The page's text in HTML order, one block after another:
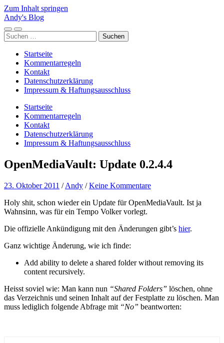
Zum Inhalt springen
Andy's Blog
Mobile-
Menü
Suchfeld
ein-/ausblenden
Suchen
nach:
Startseite
Kommentarregeln
Kontakt
Datenschutzerklärung
Impressum & Haftungsausschluss
Startseite
Kommentarregeln
Kontakt
Datenschutzerklärung
Impressum & Haftungsausschluss
OpenMediaVault: Update 0.2.4.4
23. Oktober 2011 /Andy /Keine Kommentare
Holy shit, schon wieder ein Update für OpenMediaVault. Ist ja
Wahnsinn, was für ein Tempo Volker vorlegt.
Die offizielle Ankündigung mit den Änderungen gibt’s hier.
Ganz wichtige Änderung, wie ich finde:
Add ability to delete a shared folder without removing its
content recursively.
Heisst soviel wie: Man kann nun “Shared Folders” löschen, ohne
das Verzeichnis und seinen Inhalt auf der Festplatte zu löschen. Man
muss lediglich folgende Abfrage mit “No” beantworten: